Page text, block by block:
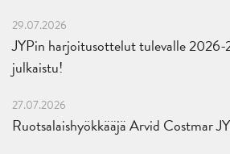
29.07.2026
JYPin harjoitusottelut tulevalle 2026-
julkaistu!
27.07.2026
Ruotsalaishyökkääjä Arvid Costmar